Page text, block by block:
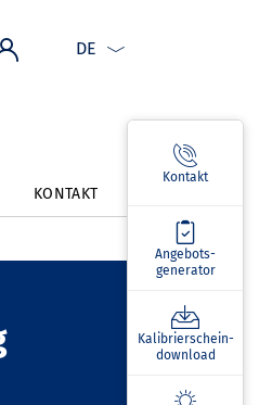
DE
Kontakt
Angebots­
generator
Kalibrierschein­
download
KONTAKT